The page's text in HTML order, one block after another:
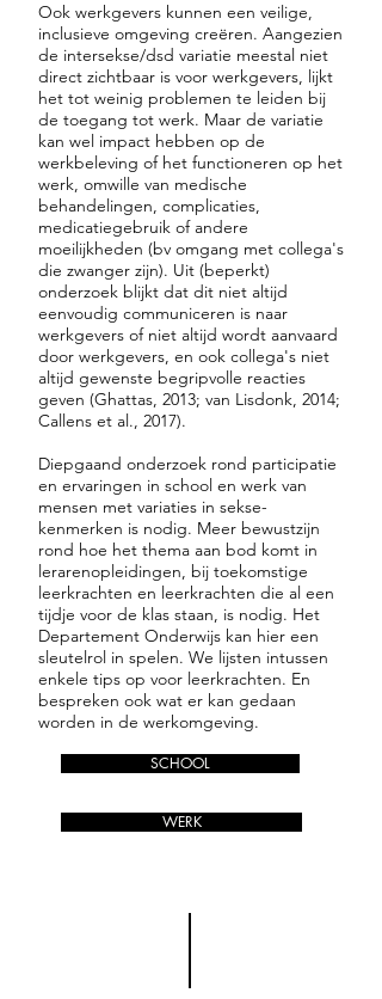
Ook werkgevers kunnen een veilige,
inclusieve omgeving creëren. Aangezien
de intersekse/dsd variatie meestal niet
direct zichtbaar is voor werkgevers, lijkt
het tot weinig problemen te leiden bij
de toegang tot werk. Maar de variatie
kan wel impact hebben op de
werkbeleving of het functioneren op het
werk, omwille van medische
behandelingen, complicaties,
medicatiegebruik of andere
moeilijkheden (bv omgang met collega's
die zwanger zijn). Uit (beperkt)
onderzoek blijkt dat dit niet altijd
eenvoudig communiceren is naar
werkgevers of niet altijd wordt aanvaard
door werkgevers, en ook collega's niet
altijd gewenste begripvolle reacties
geven (Ghattas, 2013; van Lisdonk, 2014;
Callens et al., 2017).
Diepgaand onderzoek rond participatie
en ervaringen in school en werk van
mensen met variaties in sekse-
kenmerken is nodig. Meer bewustzijn
rond hoe het thema aan bod komt in
lerarenopleidingen, bij toekomstige
leerkrachten en leerkrachten die al een
tijdje voor de klas staan, is nodig. Het
Departement Onderwijs kan hier een
sleutelrol in spelen. We lijsten intussen
enkele tips op voor leerkrachten. En
bespreken ook wat er kan gedaan
worden in de werkomgeving.
SCHOOL
WERK